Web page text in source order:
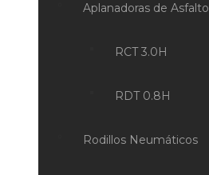
Aplanadoras de Asfalto
RCT 3.0H
RDT 0.8H
Rodillos Neumáticos